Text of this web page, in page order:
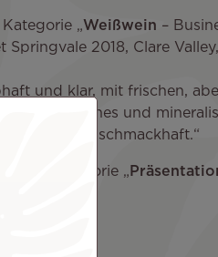
„Weißwein –
Springvale 2018, Clare
und klar, mit frischen,
weiches und
und schmackhaft.“
der Kategorie „